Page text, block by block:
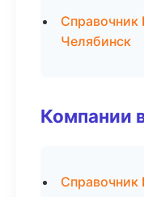
Справочник
Челябинск
Компании